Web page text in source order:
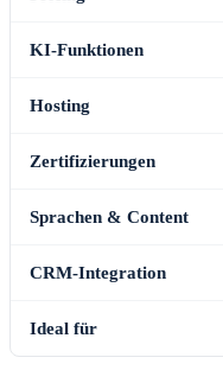
KI-Funktionen
Hosting
Zertifizierungen
Sprachen & Content
CRM-Integration
Ideal für